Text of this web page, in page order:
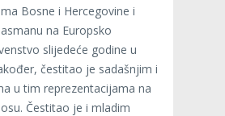
Bosne i Hercegovine i
na Europsko
slijedeće godine u
čestitao je sadašnjim i
u tim reprezentacijama na
Čestitao je i mladim